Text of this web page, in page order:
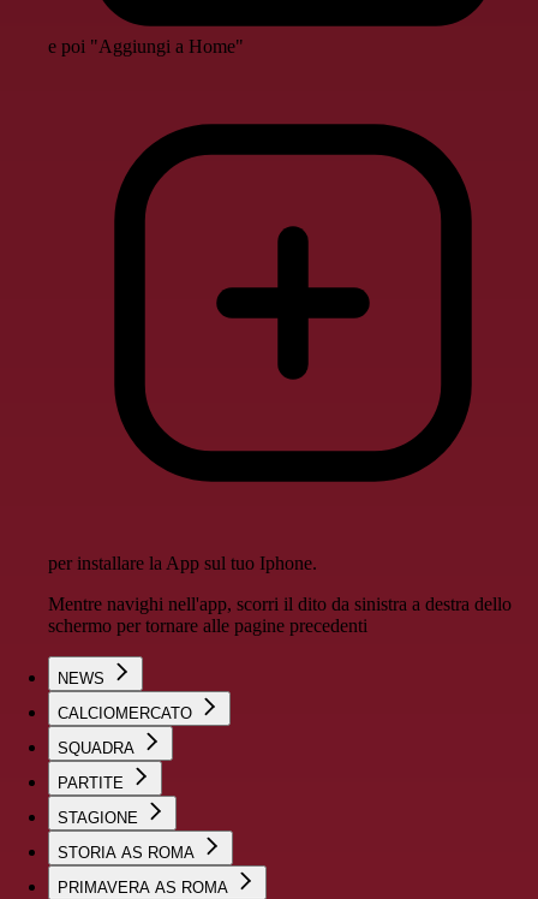
e poi "Aggiungi a Home"
per installare la App sul tuo Iphone.
Mentre navighi nell'app, scorri il dito da sinistra a destra dello
schermo per tornare alle pagine precedenti
NEWS
CALCIOMERCATO
SQUADRA
PARTITE
STAGIONE
STORIA AS ROMA
PRIMAVERA AS ROMA